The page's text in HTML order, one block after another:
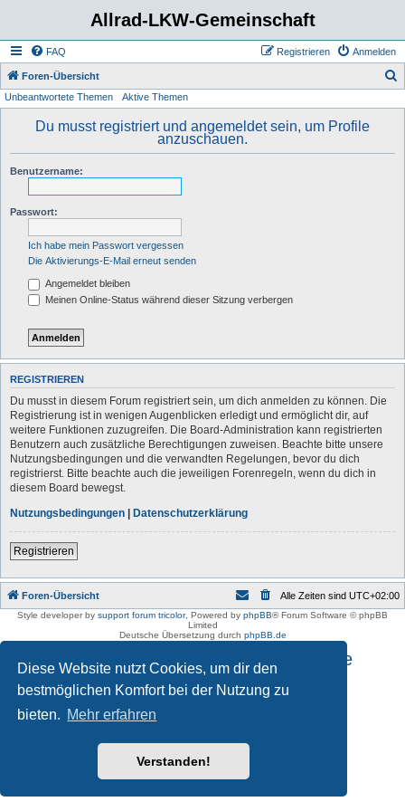
Diese Website nutzt Cookies, um dir den
bestmöglichen Komfort bei der Nutzung zu
bieten. Mehr erfahren
Verstanden!
Allrad-LKW-Gemeinschaft
FAQ Anmelden
Registrieren
Foren-Übersicht
Unbeantwortete Themen Aktive Themen
Du musst registriert und angemeldet sein, um Profile
anzuschauen.
Benutzername:
Passwort:
Ich habe mein Passwort vergessen
Die Aktivierungs-E-Mail erneut senden
Angemeldet bleiben
Meinen Online-Status während dieser Sitzung verbergen
REGISTRIEREN
Du musst in diesem Forum registriert sein, um dich anmelden zu können. Die
Registrierung ist in wenigen Augenblicken erledigt und ermöglicht dir, auf
weitere Funktionen zuzugreifen. Die Board-Administration kann registrierten
Benutzern auch zusätzliche Berechtigungen zuweisen. Beachte bitte unsere
Nutzungsbedingungen und die verwandten Regelungen, bevor du dich
registrierst. Bitte beachte auch die jeweiligen Forenregeln, wenn du dich in
diesem Board bewegst.
Nutzungsbedingungen | Datenschutzerklärung
Registrieren
Foren-Übersicht Alle Zeiten sind UTC+02:00
Style developer by support forum tricolor, Powered by phpBB® Forum Software © phpBB
Limited
Deutsche Übersetzung durch phpBB.de
Impressum und Datenschutzhinweise